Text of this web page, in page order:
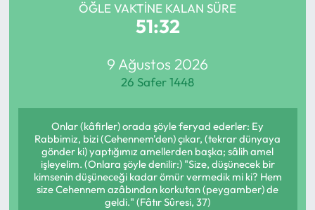
ÖĞLE VAKTINE KALAN SÜRE
51:32
9 Ağustos 2026
26 Safer 1448
Onlar (kâfirler) orada şöyle feryad ederler: Ey
Rabbimiz, bizi (Cehennem'den) çıkar, (tekrar dünyaya
gönder ki) yaptığımız amellerden başka; sâlih amel
işleyelim. (Onlara şöyle denilir:) "Size, düşünecek bir
kimsenin düşüneceği kadar ömür vermedik mi ki? Hem
size Cehennem azâbından korkutan (peygamber) de
geldi." (Fâtır Sûresi, 37)
GÜNDEM
MAGAZİN
SAĞLIK
Süper Lig Puan Durumu ve Fikstür
Son Dakika Haberleri
Haber Arşivi